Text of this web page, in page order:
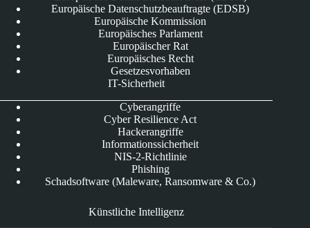
Europäische Datenschutzbeauftragte (EDSB)
Europäische Kommission
Europäisches Parlament
Europäischer Rat
Europäisches Recht
Gesetzesvorhaben
IT-Sicherheit
Cyberangriffe
Cyber Resilience Act
Hackerangriffe
Informationssicherheit
NIS-2-Richtlinie
Phishing
Schadsoftware (Maleware, Ransomware & Co.)
Künstliche Intelligenz